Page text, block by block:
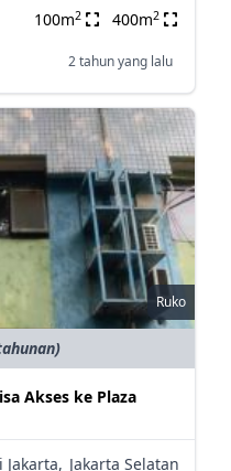
100m2 400m2
2 tahun yang lalu
Ruko
Akses ke Plaza
Jakarta, Jakarta Selatan